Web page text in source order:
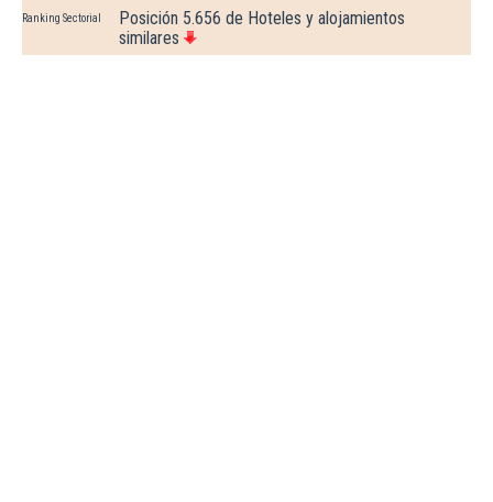
Ranking Sectorial
Posición 5.656 de Hoteles y alojamientos
similares